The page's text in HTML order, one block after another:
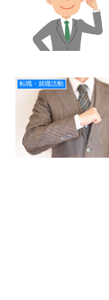
転職・就職活動